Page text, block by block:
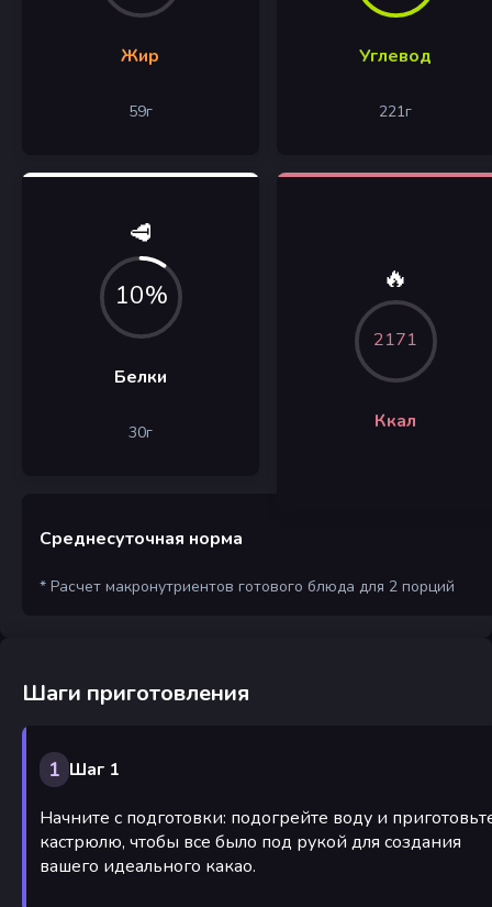
Жир
59г
Углевод
221г
🥩
10%
Белки
30г
🔥
2171
Ккал
Среднесуточная норма
* Расчет макронутриентов готового блюда для 2 порций
Шаги приготовления
1 Шаг 1
Начните с подготовки: подогрейте воду и
кастрюлю, чтобы все было под рукой для создания
вашего идеального какао.